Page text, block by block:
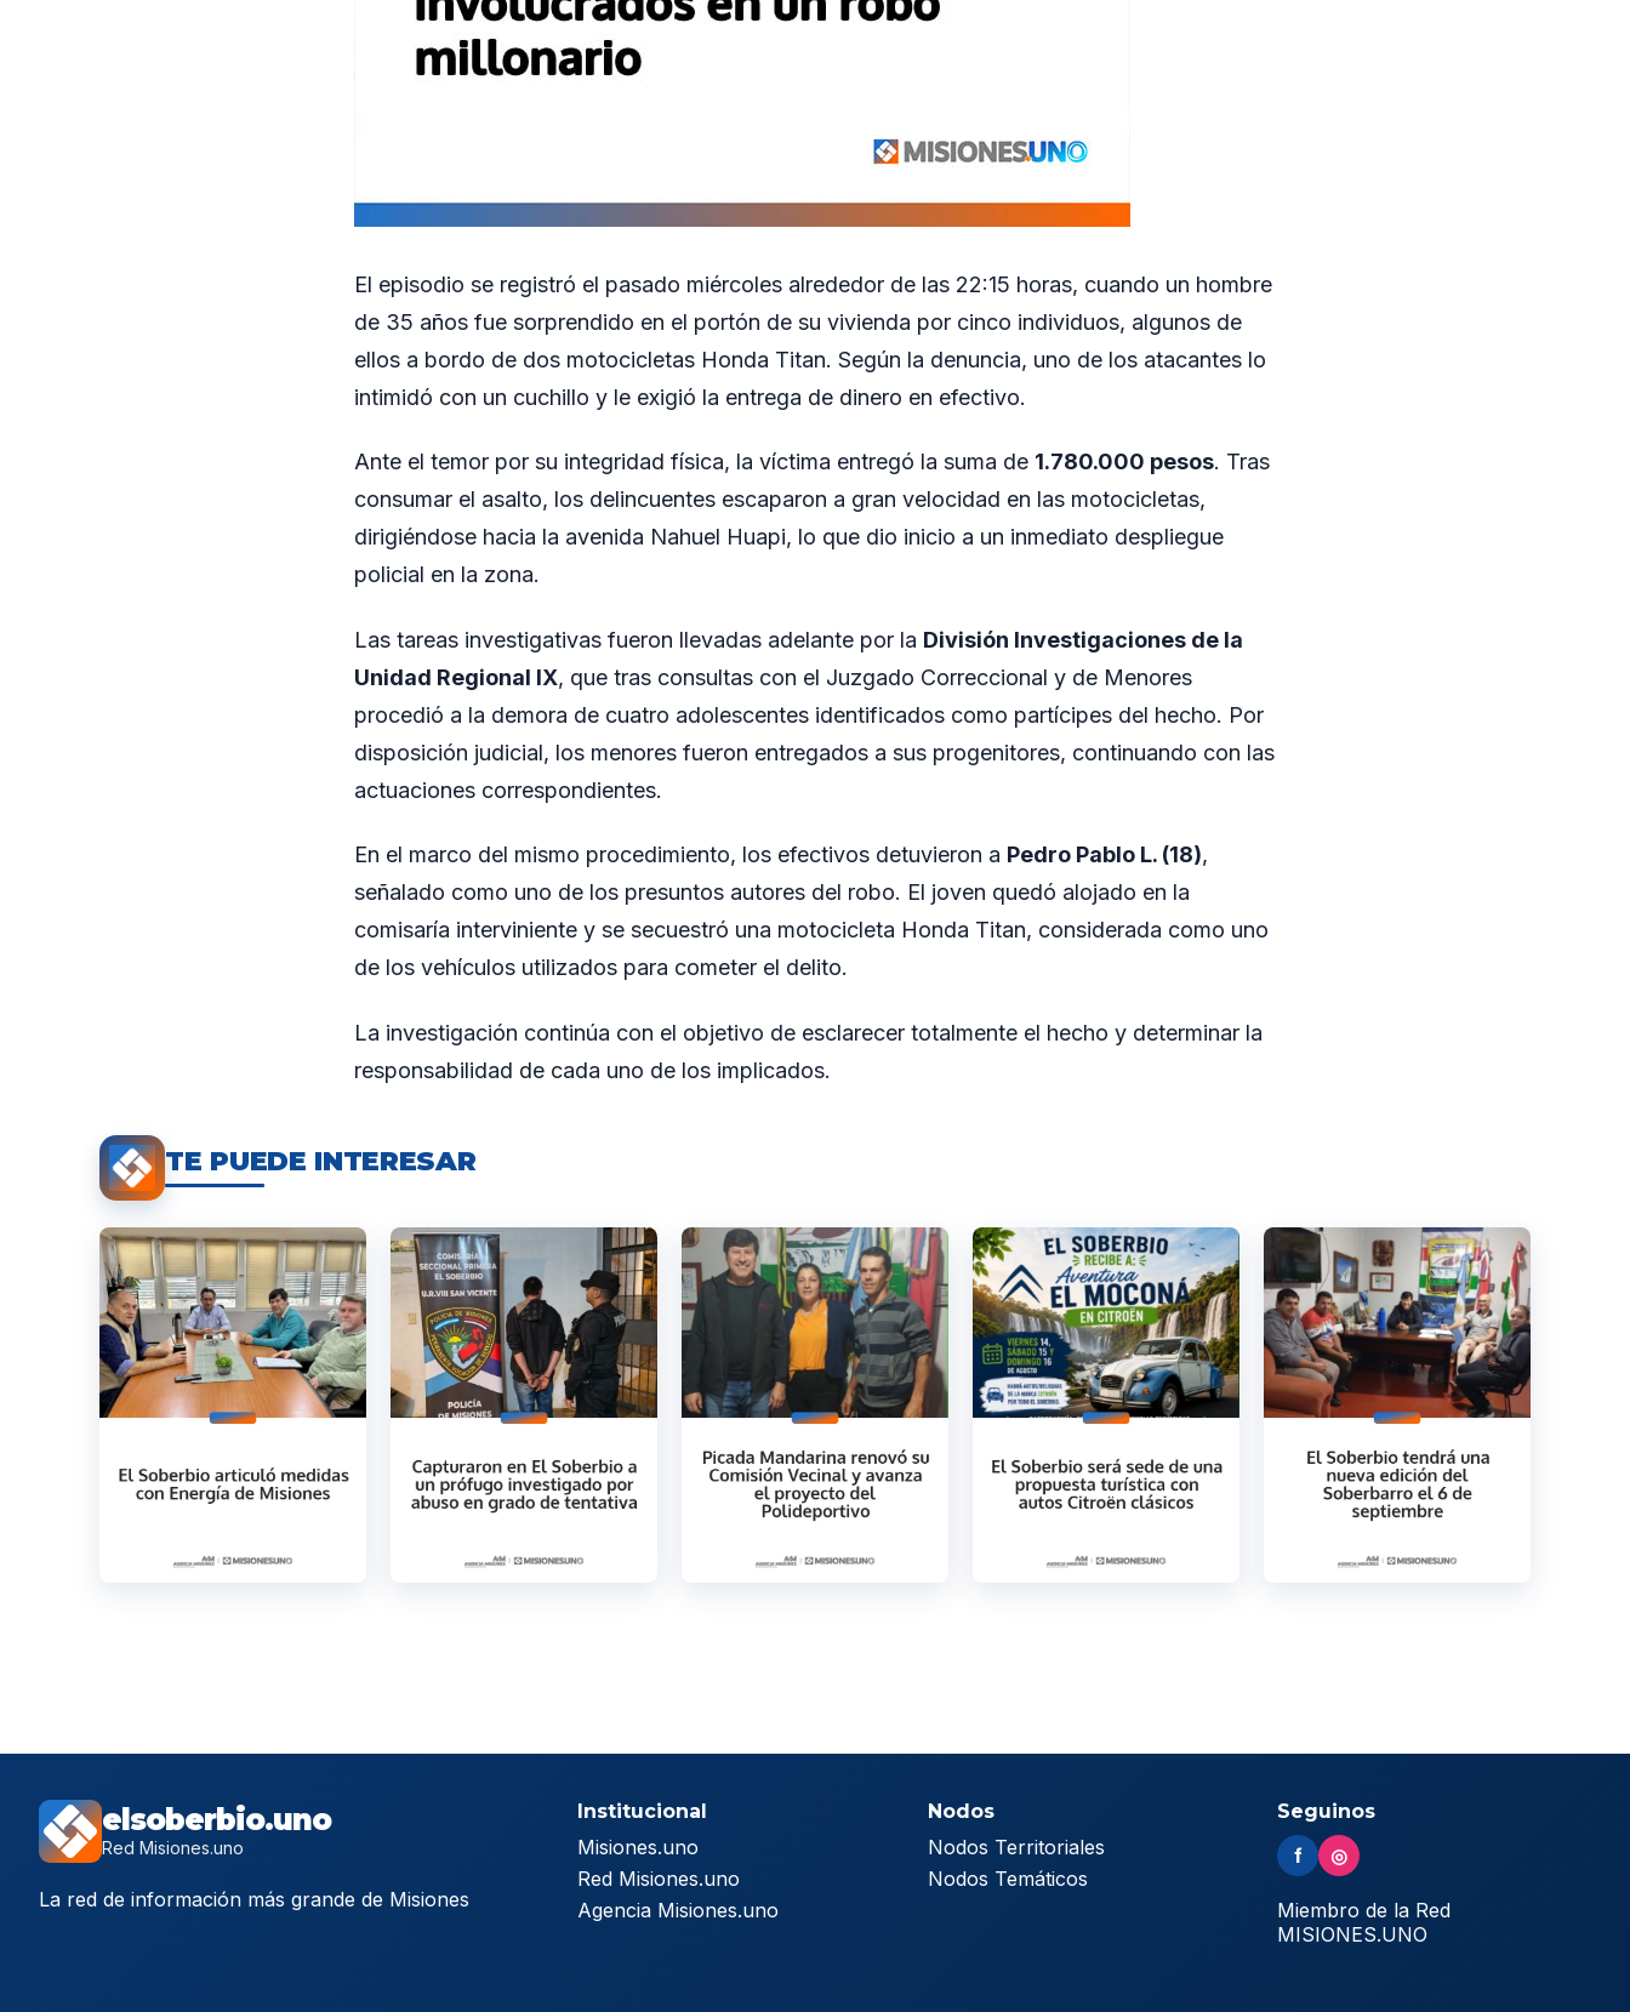
El episodio se registró el pasado miércoles alrededor de las 22:15 horas, cuando un hombre
de 35 años fue sorprendido en el portón de su vivienda por cinco individuos, algunos de
ellos a bordo de dos motocicletas Honda Titan. Según la denuncia, uno de los atacantes lo
intimidó con un cuchillo y le exigió la entrega de dinero en efectivo.
Ante el temor por su integridad física, la víctima entregó la suma de 1.780.000 pesos. Tras
consumar el asalto, los delincuentes escaparon a gran velocidad en las motocicletas,
dirigiéndose hacia la avenida Nahuel Huapi, lo que dio inicio a un inmediato despliegue
policial en la zona.
Las tareas investigativas fueron llevadas adelante por la División Investigaciones de la
Unidad Regional IX, que tras consultas con el Juzgado Correccional y de Menores
procedió a la demora de cuatro adolescentes identificados como partícipes del hecho. Por
disposición judicial, los menores fueron entregados a sus progenitores, continuando con las
actuaciones correspondientes.
En el marco del mismo procedimiento, los efectivos detuvieron a Pedro Pablo L. (18),
señalado como uno de los presuntos autores del robo. El joven quedó alojado en la
comisaría interviniente y se secuestró una motocicleta Honda Titan, considerada como uno
de los vehículos utilizados para cometer el delito.
La investigación continúa con el objetivo de esclarecer totalmente el hecho y determinar la
responsabilidad de cada uno de los implicados.
TE PUEDE INTERESAR
elsoberbio.uno
Red Misiones.uno
La red de información más grande de Misiones
Institucional
Misiones.uno
Red Misiones.uno
Agencia Misiones.uno
Nodos
Nodos Territoriales
Nodos Temáticos
Seguinos
f ◎
Miembro de la Red
MISIONES.UNO